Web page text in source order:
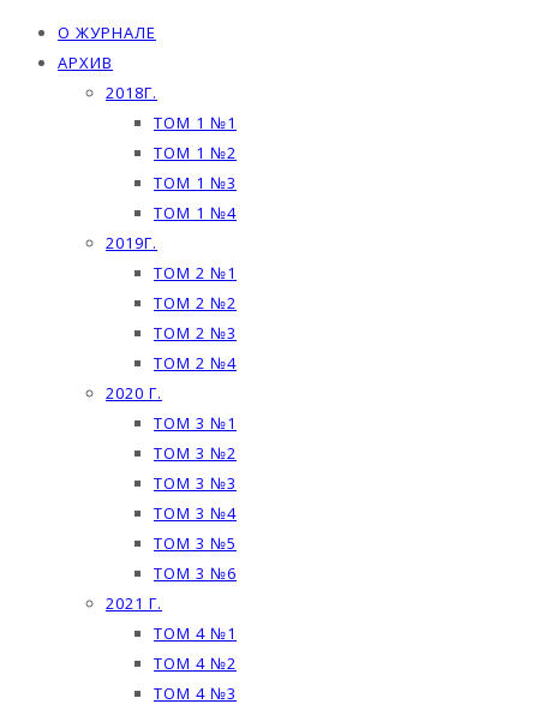
О ЖУРНАЛЕ
АРХИВ
2018Г.
ТОМ 1 №1
ТОМ 1 №2
ТОМ 1 №3
ТОМ 1 №4
2019Г.
ТОМ 2 №1
ТОМ 2 №2
ТОМ 2 №3
ТОМ 2 №4
2020 Г.
ТОМ 3 №1
ТОМ 3 №2
ТОМ 3 №3
ТОМ 3 №4
ТОМ 3 №5
ТОМ 3 №6
2021 Г.
ТОМ 4 №1
ТОМ 4 №2
ТОМ 4 №3